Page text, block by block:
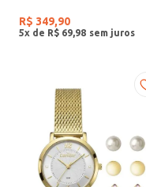
R$ 349,90
5x de R$ 69 98